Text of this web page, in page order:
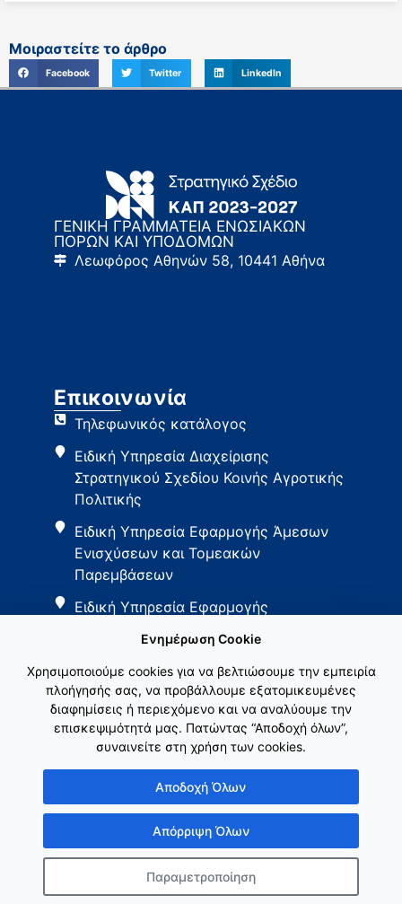
Μοιραστείτε το άρθρο
Facebook Twitter LinkedIn
ΓΕΝΙΚΗ ΓΡΑΜΜΑΤΕΙΑ ΕΝΩΣΙΑΚΩΝ
ΠΟΡΩΝ ΚΑΙ ΥΠΟΔΟΜΩΝ
Λεωφόρος Αθηνών 58, 10441 Αθήνα
Επικοινωνία
Τηλεφωνικός κατάλογος
Ειδική Υπηρεσία Διαχείρισης
Στρατηγικού Σχεδίου Κοινής Αγροτικής
Πολιτικής
Ειδική Υπηρεσία Εφαρμογής Άμεσων
Ενισχύσεων και Τομεακών
Παρεμβάσεων
Ειδική Υπηρεσία Εφαρμογής
Εθνικό Δίκτυο ΚΑΠ
Copyright © Γενική Γραμματεία Ενωσιακών Πόρων & Υποδομών
Κατασκευή ιστοσελίδαςλimeframe
Ενημέρωση Cookie
Χρησιμοποιούμε cookies για να βελτιώσουμε την εμπειρία
πλοήγησής σας, να προβάλλουμε εξατομικευμένες
διαφημίσεις ή περιεχόμενο και να αναλύουμε την
επισκεψιμότητά μας. Πατώντας “Αποδοχή όλων”,
συναινείτε στη χρήση των cookies.
Αποδοχή Όλων
Απόρριψη Όλων
Παραμετροποίηση